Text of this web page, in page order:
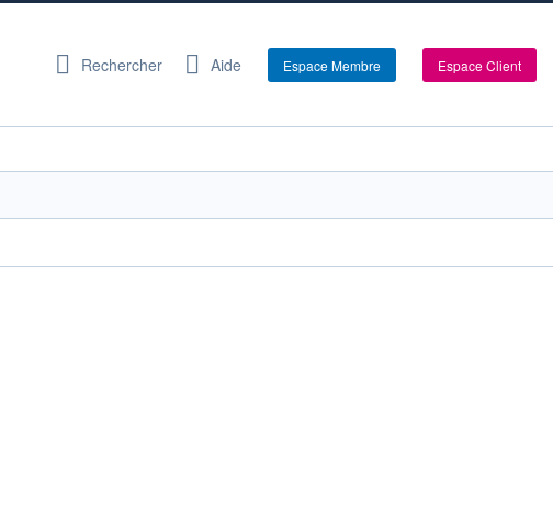
Rechercher Aide Espace Membre Espace Client